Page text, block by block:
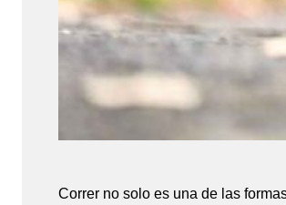
Correr no solo es una de las